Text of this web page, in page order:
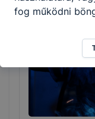
fog működni